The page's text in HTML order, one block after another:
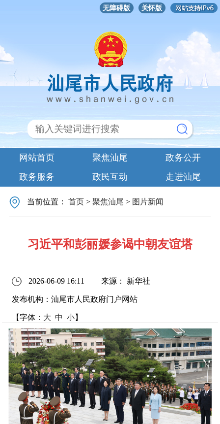
无障碍版 关怀版
网站首页 聚焦汕尾
政务公开
政务服务
政民互动 走进汕尾
当前位置：首页 >聚焦汕尾 > 图片新闻
习近平和彭丽媛参谒中朝友谊塔
2026-06-09 16:11 来源： 新华社
发布机构：汕尾市人民政府门户网站
【字体： 大 中 小】